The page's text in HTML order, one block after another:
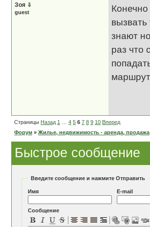
Зоя ⇓
guest
знают
раз что
Страницы Назад 1 4 5 6 7 8 9 10 Вперед
Форум » Жилье, недвижимость - аренда, продажа
Быстрое сообщение
Введите сообщение и нажмите Отправить
Имя E-mail
Сообщение